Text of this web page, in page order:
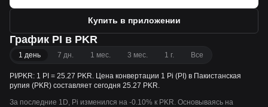
Купить в приложении
График PI в PKR
1 день 7 дн. 1 мес. 3 мес. 1 г. Все
PI/PKR: 1 PI = 25.27 PKR. Цена конвертации 1 Pi (PI) в Пакистанская
рупия (PKR) составляет сегодня 25.27 PKR.
За последние 1D, Pi изменился на -0.10% к PKR. Основываясь на